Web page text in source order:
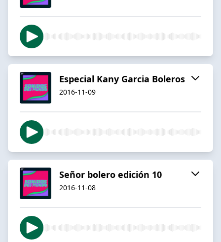
Especial Kany Garcia Boleros
2016-11-09
Señor bolero edición 10
2016-11-08